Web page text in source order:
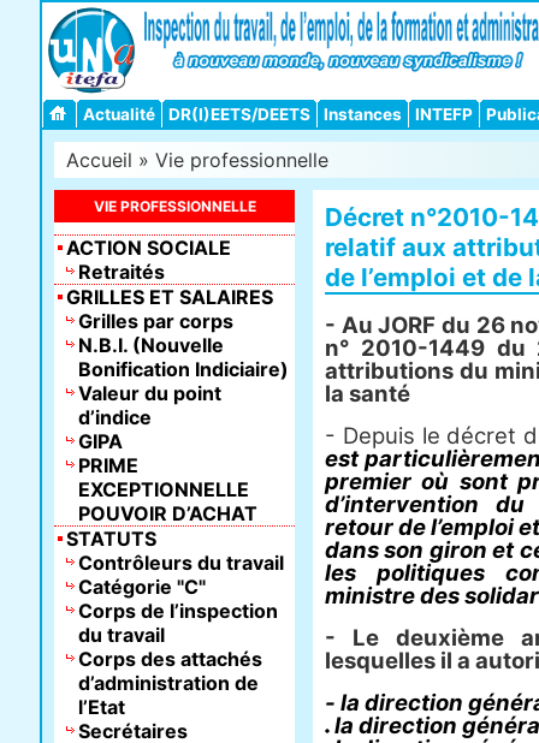
Actualité DR(I)EETS/DEETS Instances INTEFP
Accueil » Vie professionnelle
Décret n°2010-
relatif aux
de l’emploi et de
- Au JORF du 26
n° 2010-1449 du
attributions du
la santé
- Depuis le décret
est
premier où sont
d’intervention
retour de l’emploi
dans son giron et
les politiques
ministre des
- Le deuxième
lesquelles il a
- la direction
la direction
VIE PROFESSIONNELLE
ACTION SOCIALE
Retraités
GRILLES ET SALAIRES
Grilles par corps
N.B.I. (Nouvelle
Bonification Indiciaire)
Valeur du point
d’indice
GIPA
PRIME
EXCEPTIONNELLE
POUVOIR D’ACHAT
STATUTS
Contrôleurs du travail
Catégorie "C"
Corps de l’inspection
du travail
Corps des attachés
d’administration de
l’Etat
Secrétaires